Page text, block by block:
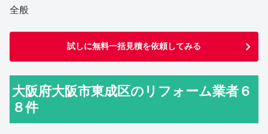
全般
試しに無料一括見積を依頼してみる
大阪府大阪市東成区のリフォーム業者６
８件